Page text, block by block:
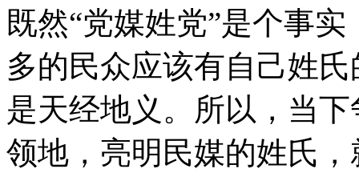
既然“党媒姓党”是个事
多的民众应该有自己姓
是天经地义。所以，当
领地，亮明民媒的姓氏